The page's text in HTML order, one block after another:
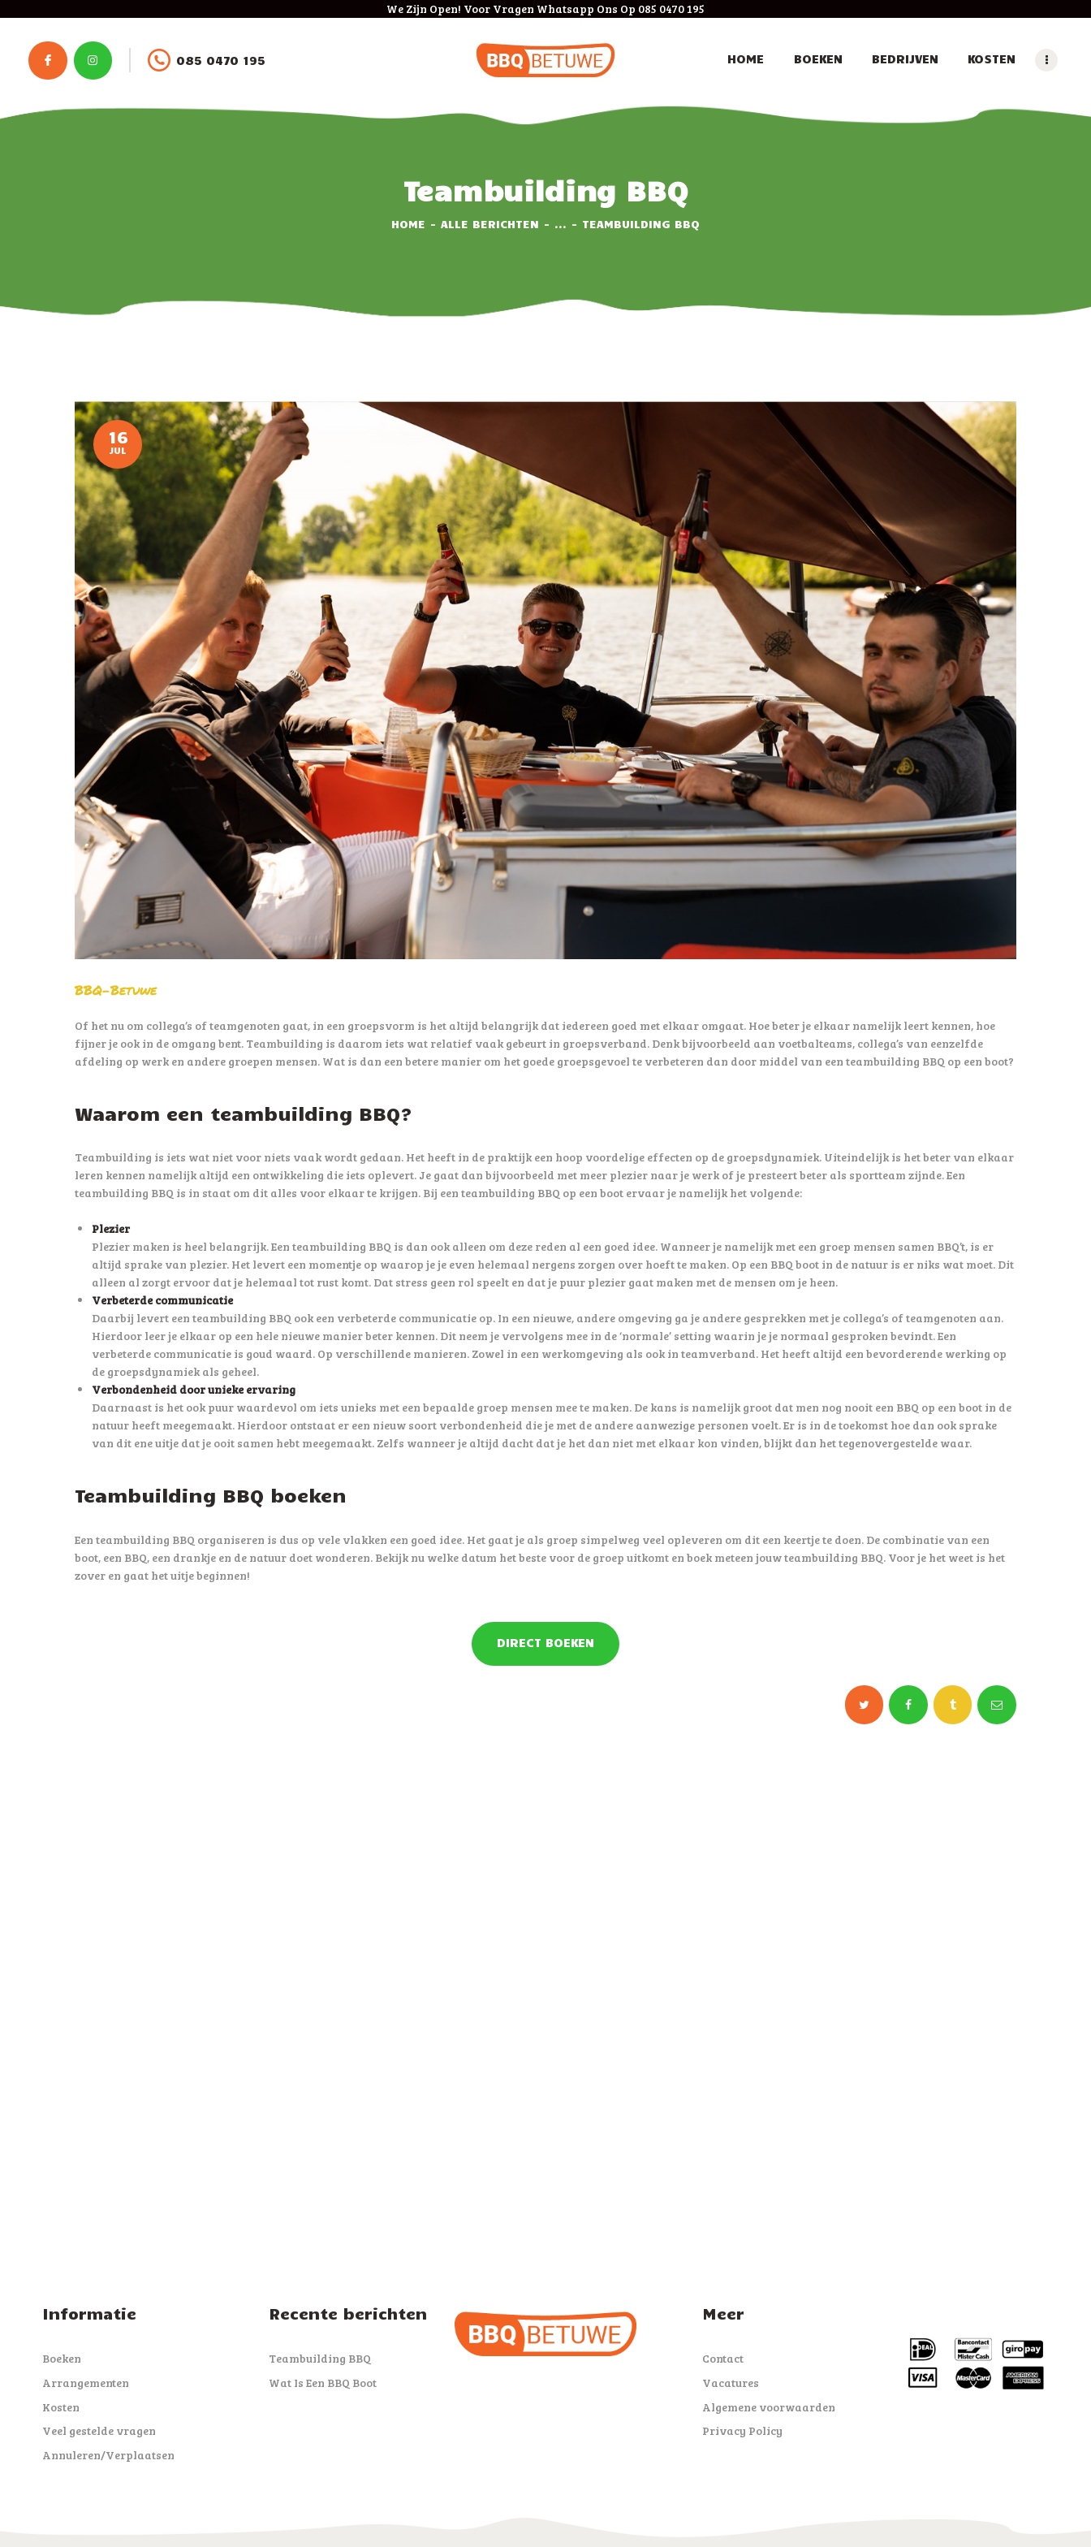
We Zijn Open! Voor Vragen Whatsapp Ons Op 085 0470 195
085 0470 195 HOME BOEKEN BEDRIJVEN KOSTEN
Teambuilding BBQ
HOME ALLE BERICHTEN ... TEAMBUILDING BBQ
HOME
BOEKEN
MENU
ANNULEREN/VERPLA
ATSEN
16
JUL
BBQ-Betuwe
Of het nu om collega’s of teamgenoten gaat, in een groepsvorm is het altijd belangrijk dat iedereen goed met elkaar omgaat. Hoe beter je elkaar namelijk leert kennen, hoe
fijner je ook in de omgang bent. Teambuilding is daarom iets wat relatief vaak gebeurt in groepsverband. Denk bijvoorbeeld aan voetbalteams, collega’s van eenzelfde
afdeling op werk en andere groepen mensen. Wat is dan een betere manier om het goede groepsgevoel te verbeteren dan door middel van een teambuilding BBQ op een boot?
Waarom een teambuilding BBQ?
Teambuilding is iets wat niet voor niets vaak wordt gedaan. Het heeft in de praktijk een hoop voordelige effecten op de groepsdynamiek. Uiteindelijk is het beter van elkaar
leren kennen namelijk altijd een ontwikkeling die iets oplevert. Je gaat dan bijvoorbeeld met meer plezier naar je werk of je presteert beter als sportteam zijnde. Een
teambuilding BBQ is in staat om dit alles voor elkaar te krijgen. Bij een teambuilding BBQ op een boot ervaar je namelijk het volgende:
Plezier
Plezier maken is heel belangrijk. Een teambuilding BBQ is dan ook alleen om deze reden al een goed idee. Wanneer je namelijk met een groep mensen samen BBQ’t, is er
altijd sprake van plezier. Het levert een momentje op waarop je je even helemaal nergens zorgen over hoeft te maken. Op een BBQ boot in de natuur is er niks wat moet. Dit
alleen al zorgt ervoor dat je helemaal tot rust komt. Dat stress geen rol speelt en dat je puur plezier gaat maken met de mensen om je heen.
Verbeterde communicatie
Daarbij levert een teambuilding BBQ ook een verbeterde communicatie op. In een nieuwe, andere omgeving ga je andere gesprekken met je collega’s of teamgenoten aan.
Hierdoor leer je elkaar op een hele nieuwe manier beter kennen. Dit neem je vervolgens mee in de ‘normale’ setting waarin je je normaal gesproken bevindt. Een
verbeterde communicatie is goud waard. Op verschillende manieren. Zowel in een werkomgeving als ook in teamverband. Het heeft altijd een bevorderende werking op
de groepsdynamiek als geheel.
Verbondenheid door unieke ervaring
Daarnaast is het ook puur waardevol om iets unieks met een bepaalde groep mensen mee te maken. De kans is namelijk groot dat men nog nooit een BBQ op een boot in de
natuur heeft meegemaakt. Hierdoor ontstaat er een nieuw soort verbondenheid die je met de andere aanwezige personen voelt. Er is in de toekomst hoe dan ook sprake
van dit ene uitje dat je ooit samen hebt meegemaakt. Zelfs wanneer je altijd dacht dat je het dan niet met elkaar kon vinden, blijkt dan het tegenovergestelde waar.
Teambuilding BBQ boeken
Een teambuilding BBQ organiseren is dus op vele vlakken een goed idee. Het gaat je als groep simpelweg veel opleveren om dit een keertje te doen. De combinatie van een
boot, een BBQ, een drankje en de natuur doet wonderen. Bekijk nu welke datum het beste voor de groep uitkomt en boek meteen jouw teambuilding BBQ. Voor je het weet is het
zover en gaat het uitje beginnen!
DIRECT BOEKEN
Informatie
Boeken
Arrangementen
Kosten
Veel gestelde vragen
Annuleren/Verplaatsen
Recente berichten
Teambuilding BBQ
Wat Is Een BBQ Boot
Meer
Contact
Vacatures
Algemene voorwaarden
Privacy Policy